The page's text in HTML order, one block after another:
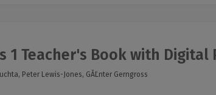
1 Teacher's Book with Digital
Peter Lewis-Jones, GĂĽnter Gerngross